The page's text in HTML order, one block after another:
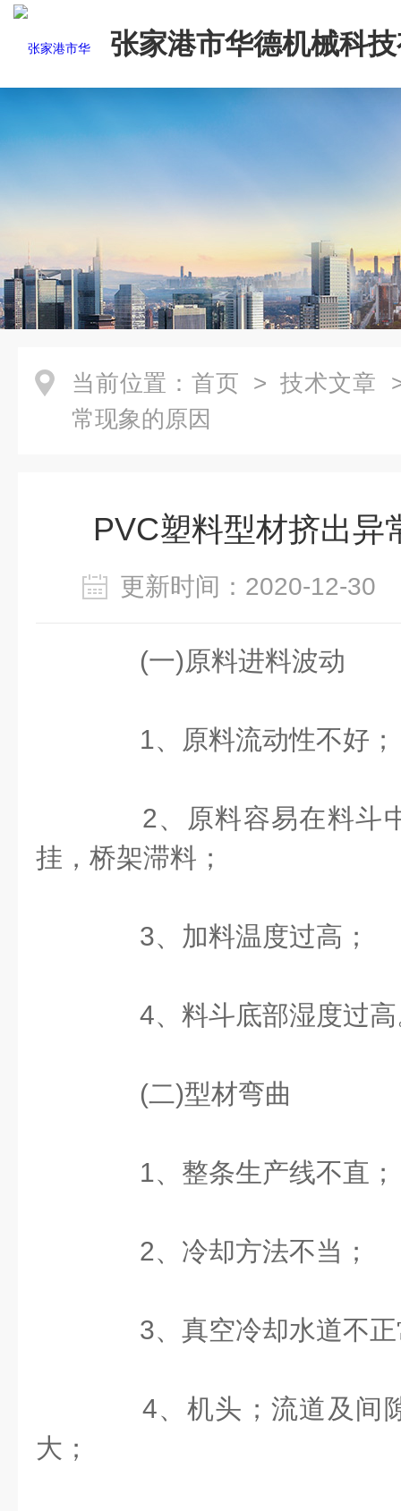
张家港市华德机械科
司
当前位置： 首页 > 技术文章
常现象的原因
PVC塑料型材挤出异
更新时间：2020-12-
(一)原料进料波动
1、原料流动性不好；
2、原料容易在料斗
挂，桥架滞料；
3、加料温度过高；
4、料斗底部湿度过高
(二)型材弯曲
1、整条生产线不直；
2、冷却方法不当；
3、真空冷却水道不正
4、机头；流道及间
大；